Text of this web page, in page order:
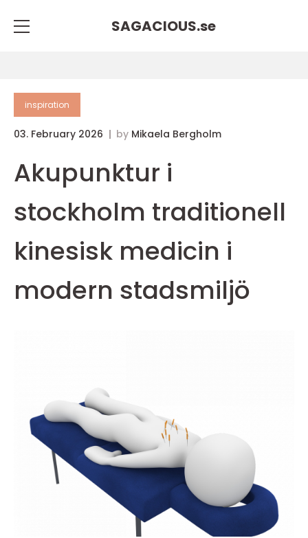
SAGACIOUS.se
inspiration
03. February 2026 by Mikaela Bergholm
Akupunktur i
stockholm traditionell
kinesisk medicin i
modern stadsmiljö